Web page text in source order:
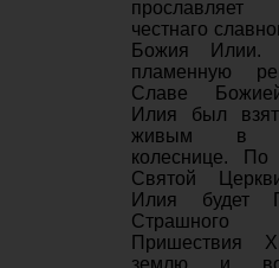
честнаго
Божия Илии.
пламенную
Славе
Илия был
живым в
колеснице. По
Святой
Илия будет
Страшного
Пришествия